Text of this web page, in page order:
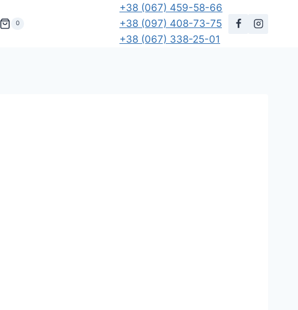
0
+38 (067) 459-58-66
+38 (097) 408-73-75
+38 (067) 338-25-01